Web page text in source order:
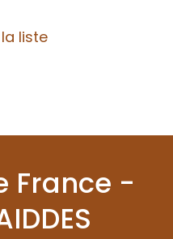
liste
France -